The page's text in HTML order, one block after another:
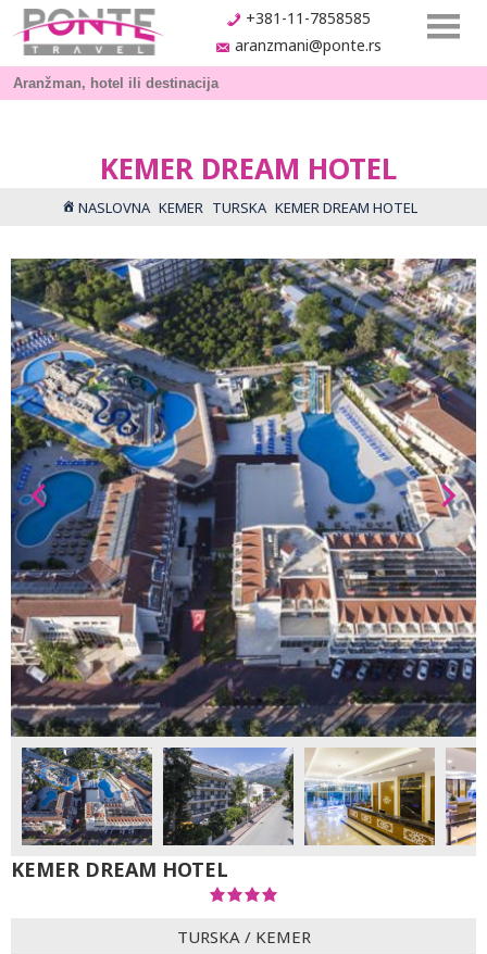
+381-11-7858585
aranzmani@ponte.rs
KEMER DREAM HOTEL
NASLOVNA KEMER TURSKA KEMER DREAM HOTEL
KEMER DREAM HOTEL
TURSKA / KEMER